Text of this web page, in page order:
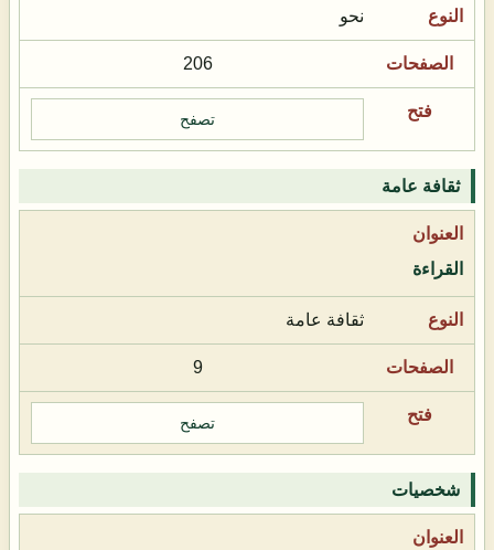
نحو
206
تصفح
ثقافة عامة
القراءة
ثقافة عامة
9
تصفح
شخصيات